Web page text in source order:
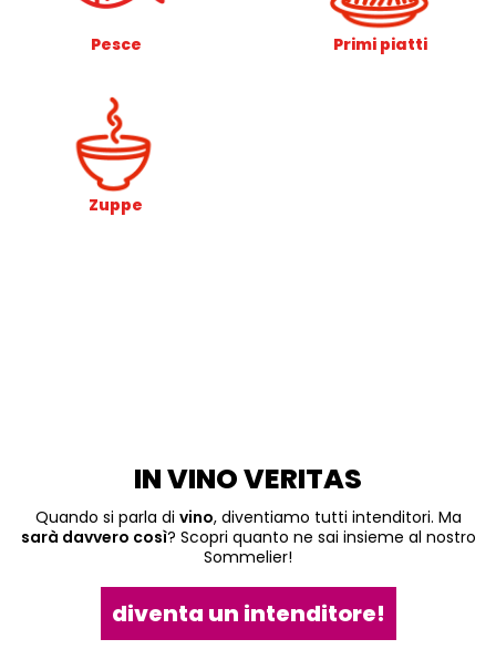
Pesce Primi piatti
Zuppe
IN VINO VERITAS
Quando si parla di vino, diventiamo tutti intenditori. Ma
sarà davvero così? Scopri quanto ne sai insieme al nostro
Sommelier!
diventa un intenditore!